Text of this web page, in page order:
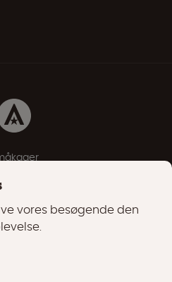
af personlige oplysninger
om
vores besøgende den